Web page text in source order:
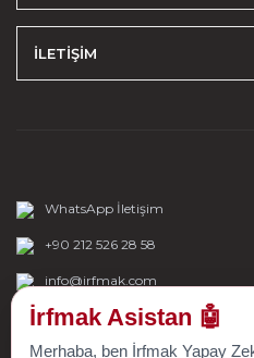
İLETİŞİM
WhatsApp İletişim
+90 212 526 28 58
info@irfmak.com
İrfmak Asistan 🤖
Merhaba, ben İrfmak Yapay